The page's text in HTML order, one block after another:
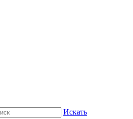
Искать